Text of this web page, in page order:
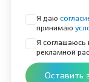
Я даю
принимаю
Я соглашаюсь
рекламной
Оставить